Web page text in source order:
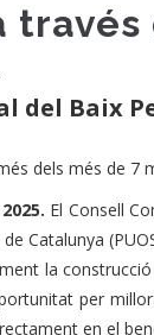
través
del Baix
dels més de 7
El Consell
Catalunya
la
per
en el